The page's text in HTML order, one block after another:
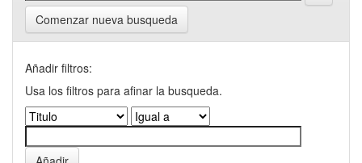
Comenzar nueva busqueda
Añadir filtros:
Usa los filtros para afinar la busqueda.